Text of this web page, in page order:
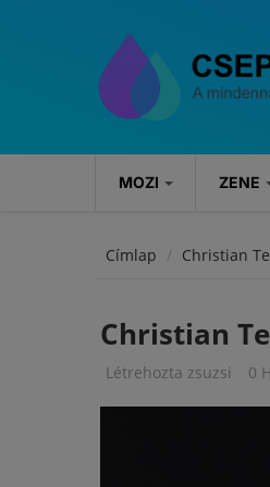
MOZI
MOZI
ZENE
ZENE
KÖNYV
Szösszenetek
Címlap Christian
Christian
Létrehozta zsuzsi 0